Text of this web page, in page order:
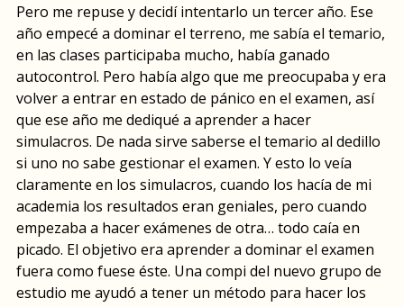
Pero me repuse y decidí intentarlo un tercer año. Ese
año empecé a dominar el terreno, me sabía el temario,
en las clases participaba mucho, había ganado
autocontrol. Pero había algo que me preocupaba y era
volver a entrar en estado de pánico en el examen, así
que ese año me dediqué a aprender a hacer
simulacros. De nada sirve saberse el temario al dedillo
si uno no sabe gestionar el examen. Y esto lo veía
claramente en los simulacros, cuando los hacía de mi
academia los resultados eran geniales, pero cuando
empezaba a hacer exámenes de otra… todo caía en
picado. El objetivo era aprender a dominar el examen
fuera como fuese éste. Una compi del nuevo grupo de
estudio me ayudó a tener un método para hacer los